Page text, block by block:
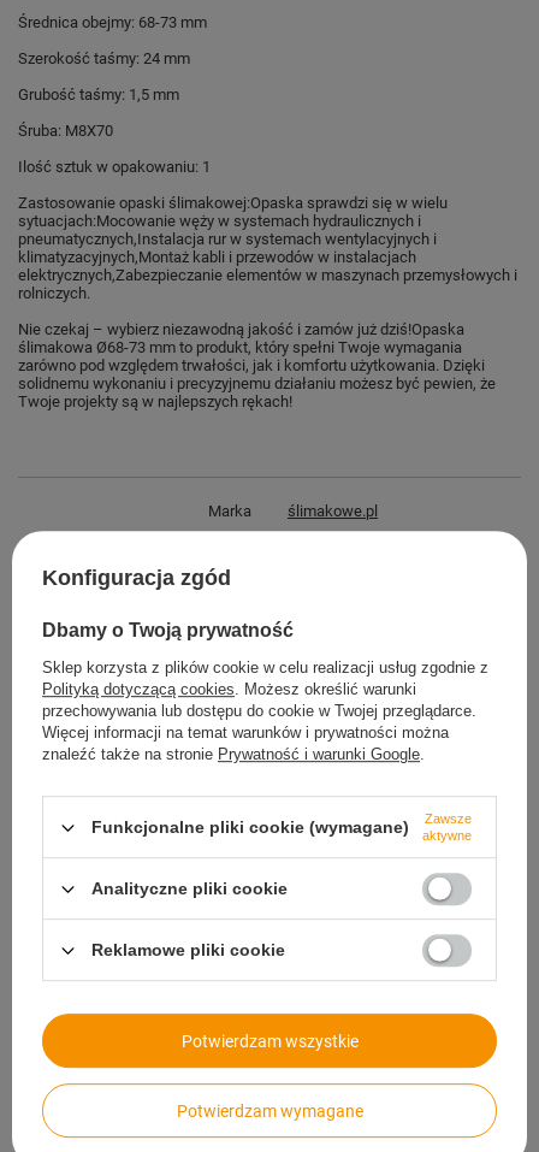
Średnica obejmy: 68-73 mm
Szerokość taśmy: 24 mm
Grubość taśmy: 1,5 mm
Śruba: M8X70
Ilość sztuk w opakowaniu: 1
Zastosowanie opaski ślimakowej:Opaska sprawdzi się w wielu
sytuacjach:Mocowanie węży w systemach hydraulicznych i
pneumatycznych,Instalacja rur w systemach wentylacyjnych i
klimatyzacyjnych,Montaż kabli i przewodów w instalacjach
elektrycznych,Zabezpieczanie elementów w maszynach przemysłowych i
rolniczych.
Nie czekaj – wybierz niezawodną jakość i zamów już dziś!Opaska
ślimakowa Ø68-73 mm to produkt, który spełni Twoje wymagania
zarówno pod względem trwałości, jak i komfortu użytkowania. Dzięki
solidnemu wykonaniu i precyzyjnemu działaniu możesz być pewien, że
Twoje projekty są w najlepszych rękach!
Marka ślimakowe.pl
produkt na terenie UE
Typ Obejma GBS
Materiał Stal ocynkowana W1
Szerokość taśmy w mm 24
Grubość taśmy w mm 1,5
Śruba M8X70
Potrzebujesz pomocy? Masz pytania?
Zadaj pytanie a my odpowiemy niezwłocznie,
dla innych.
Napisz swoją opinię
Konfiguracja zgód
Dbamy o Twoją prywatność
Sklep korzysta z plików cookie w celu realizacji usług zgodnie z
Polityką dotyczącą cookies. Możesz określić warunki
przechowywania lub dostępu do cookie w Twojej przeglądarce.
Więcej informacji na temat warunków i prywatności można
znaleźć także na stronie Prywatność i warunki Google.
Funkcjonalne pliki cookie (wymagane)
Zawsze
aktywne
Analityczne pliki cookie
Reklamowe pliki cookie
Potwierdzam wymagane
Potwierdzam wszystkie